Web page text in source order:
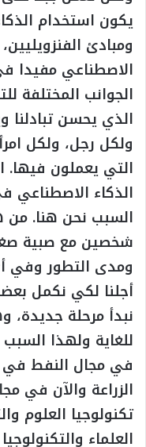
يكون استخدام
ومبادئ
الاصطناعي مفيدا
الجوانب المختلفة
الذي يحسن تبادلنا
ولكل رجل، ولكل
التي يعملون فيها.
الذكاء الاصطناعي
السبب نحن هنا. من
شخصين مع صبية
ومدى التطور وفي
أجلنا لكي نكمل
نبدأ مرحلة
للغاية ولهذا
في مجال النفط في
الزراعة والآن في
تكنولوجيا العلوم
العلماء